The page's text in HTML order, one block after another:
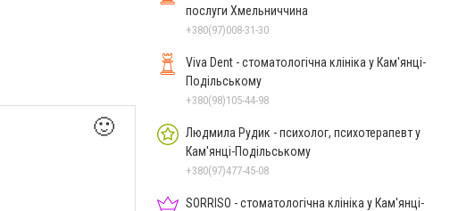
🙂
послуги Хмельниччина
+380(97)008-31-30
Viva Dent - стоматологічна клініка у Кам'янці-
Подільському
+380(98)105-44-98
Людмила Рудик - психолог, психотерапевт у
Кам'янці-Подільському
+380(97)477-45-08
SORRISO - стоматологічна клініка у Кам'янці-